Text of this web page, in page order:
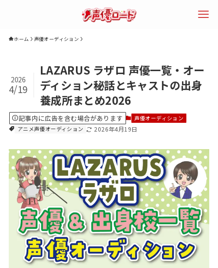
エリアで探す 年齢で探す 声優になるに
は？
声優専門学校 声優養成所 声優スクール
声優コースのあ
る高校
声優科のある
大学
声優ワークシ
ョップ
ホーム 声優オーディション
LAZARUS ラザロ 声優一覧・オー
ディション秘話とキャストの出身
養成所まとめ2026
2026
4/19
記事内に広告を含む場合があります
声優オーディション
アニメ声優オーディション
2026年4月19日